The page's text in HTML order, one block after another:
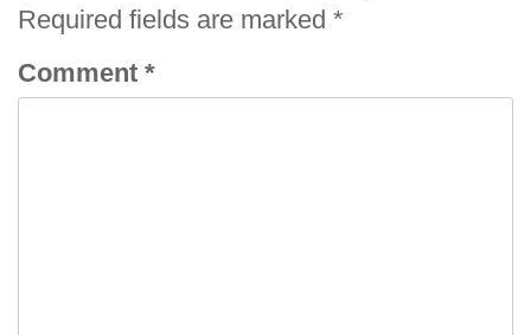
Required fields are marked *
Comment *